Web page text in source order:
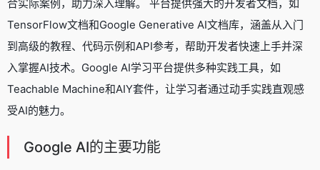
合实际案例，助力深入理解。 平台提供强大的开发者文档，如
TensorFlow文档和Google Generative AI文档库，涵盖从入门
到高级的教程、代码示例和API参考，帮助开发者快速上手并深
入掌握AI技术。Google AI学习平台提供多种实践工具，如
Teachable Machine和AIY套件，让学习者通过动手实践直观感
受AI的魅力。
Google AI的主要功能